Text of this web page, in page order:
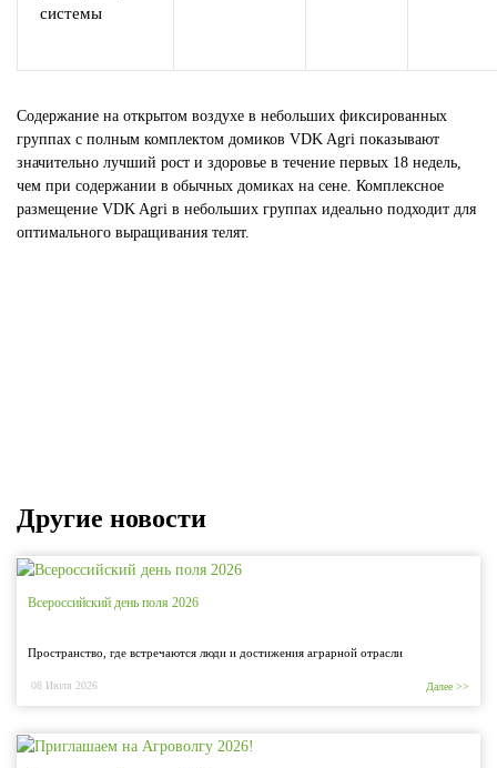
системы
Содержание на открытом воздухе в небольших фиксированных
группах с полным комплектом домиков VDK Agri показывают
значительно лучший рост и здоровье в течение первых 18 недель,
чем при содержании в обычных домиках на сене. Комплексное
размещение VDK Agri в небольших группах идеально подходит для
оптимального выращивания телят.
Другие новости
Всероссийский день поля 2026
Пространство, где встречаются люди и достижения аграрной отрасли
08 Июля 2026 Далее >>